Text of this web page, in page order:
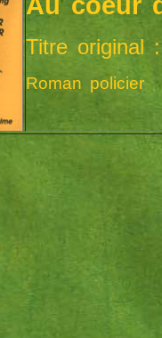
Titre original
Roman policier